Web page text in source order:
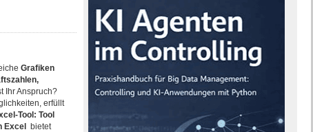
Grafiken
Ihr Anspruch?
erfüllt
Tool: Tool
Excel
bietet